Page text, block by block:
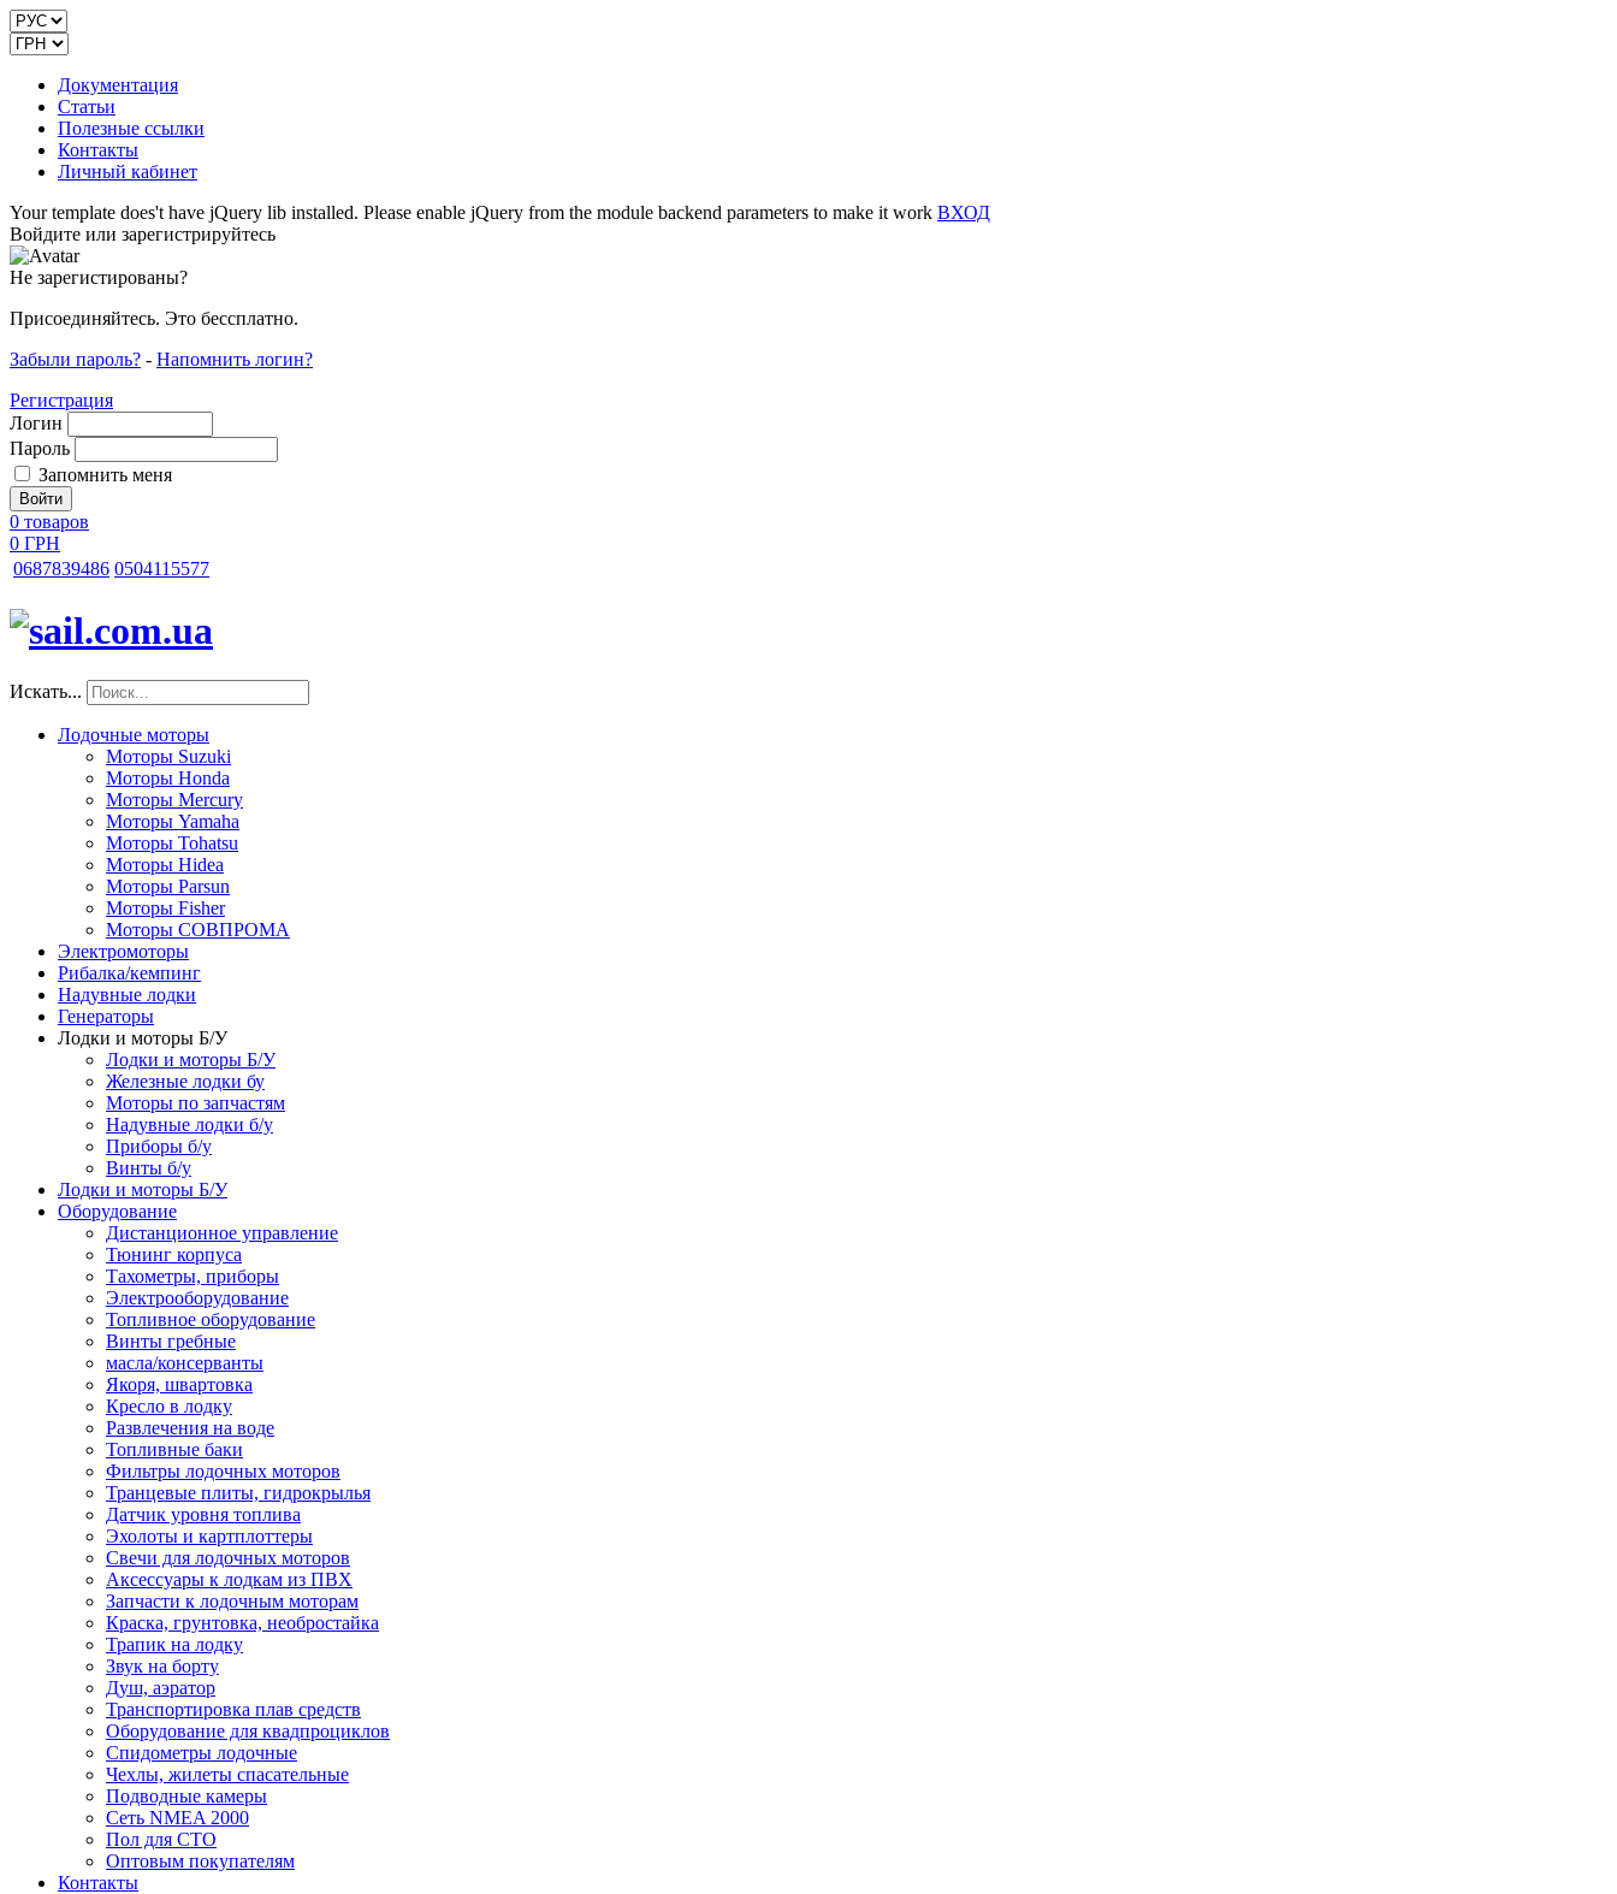
Документация
Статьи
Полезные ссылки
Контакты
Личный кабинет
Your template does't have jQuery lib installed. Please enable jQuery from the module backend parameters to make it work ВХОД
Войдите или зарегистрируйтесь
Не зарегистированы?
Присоединяйтесь. Это бессплатно.
Забыли пароль? - Напомнить логин?
Регистрация
Логин
Пароль
Запомнить меня
0 товаров
0 ГРН
0687839486 0504115577
Искать...
Лодочные моторы
Моторы Suzuki
Моторы Honda
Моторы Mercury
Моторы Yamaha
Моторы Tohatsu
Моторы Hidea
Моторы Parsun
Моторы Fisher
Моторы СОВПРОМА
Электромоторы
Рибалка/кемпинг
Надувные лодки
Генераторы
Лодки и моторы Б/У
Лодки и моторы Б/У
Железные лодки бу
Моторы по запчастям
Надувные лодки б/у
Приборы б/у
Винты б/у
Лодки и моторы Б/У
Оборудование
Дистанционное управление
Тюнинг корпуса
Тахометры, приборы
Электрооборудование
Топливное оборудование
Винты гребные
масла/консерванты
Якоря, швартовка
Кресло в лодку
Развлечения на воде
Топливные баки
Фильтры лодочных моторов
Транцевые плиты, гидрокрылья
Датчик уровня топлива
Эхолоты и картплоттеры
Cвечи для лодочных моторов
Аксессуары к лодкам из ПВХ
Запчасти к лодочным моторам
Краска, грунтовка, необростайка
Трапик на лодку
Звук на борту
Душ, аэратор
Транспортировка плав средств
Оборудование для квадпроциклов
Спидометры лодочные
Чехлы, жилеты спасательные
Подводные камеры
Сеть NMEA 2000
Пол для СТО
Оптовым покупателям
Контакты